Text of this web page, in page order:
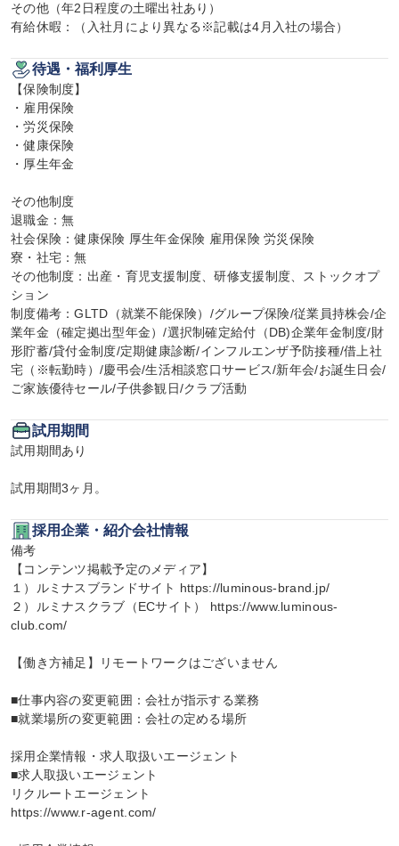
その他（年2日程度の土曜出社あり）
有給休暇：（入社月により異なる※記載は4月入社の場合）
待遇・福利厚生
【保険制度】
・雇用保険
・労災保険
・健康保険
・厚生年金
その他制度
退職金：無
社会保険：健康保険 厚生年金保険 雇用保険 労災保険
寮・社宅：無
その他制度：出産・育児支援制度、研修支援制度、ストックオプ
ション
制度備考：GLTD（就業不能保険）/グループ保険/従業員持株会/企
業年金（確定拠出型年金）/選択制確定給付（DB)企業年金制度/財
形貯蓄/貸付金制度/定期健康診断/インフルエンザ予防接種/借上社
宅（※転勤時）/慶弔会/生活相談窓口サービス/新年会/お誕生日会/
ご家族優待セール/子供参観日/クラブ活動
試用期間
試用期間あり
試用期間3ヶ月。
採用企業・紹介会社情報
備考
【コンテンツ掲載予定のメディア】
１）ルミナスブランドサイト https://luminous-brand.jp/
２）ルミナスクラブ（ECサイト） https://www.luminous-
club.com/
【働き方補足】リモートワークはございません
■仕事内容の変更範囲：会社が指示する業務
■就業場所の変更範囲：会社の定める場所
採用企業情報・求人取扱いエージェント
■求人取扱いエージェント
リクルートエージェント
https://www.r-agent.com/